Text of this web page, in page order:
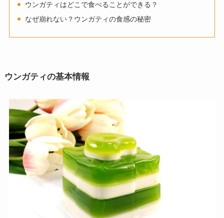
ウンガティはどこで食べることができる？
なぜ崩れない？ウンガティの食感の秘密
ウンガティの基本情報